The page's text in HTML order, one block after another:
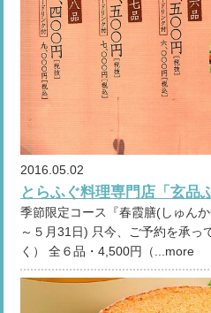
2016.05.02
とらふぐ料理専門店「玄品
季節限定コース『春霞膳(しゅん
～５月31日) 只今、ご予約を承っ
く） 全６品・4,500円（...more